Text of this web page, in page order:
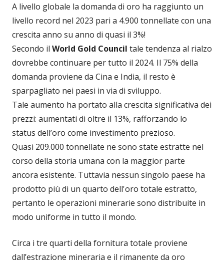
A livello globale la domanda di oro ha raggiunto un
livello record nel 2023 pari a 4.900 tonnellate con una
crescita anno su anno di quasi il 3%!
Secondo il World Gold Council tale tendenza al rialzo
dovrebbe continuare per tutto il 2024. Il 75% della
domanda proviene da Cina e India, il resto è
sparpagliato nei paesi in via di sviluppo.
Tale aumento ha portato alla crescita significativa dei
prezzi: aumentati di oltre il 13%, rafforzando lo
status dell’oro come investimento prezioso.
Quasi 209.000 tonnellate ne sono state estratte nel
corso della storia umana con la maggior parte
ancora esistente. Tuttavia nessun singolo paese ha
prodotto più di un quarto dell'oro totale estratto,
pertanto le operazioni minerarie sono distribuite in
modo uniforme in tutto il mondo.
Circa i tre quarti della fornitura totale proviene
dall’estrazione mineraria e il rimanente da oro